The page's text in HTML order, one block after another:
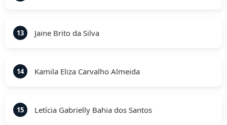
13 Jaine Brito da Silva
14 Kamila Eliza Carvalho Almeida
15 Letícia Gabrielly Bahia dos Santos